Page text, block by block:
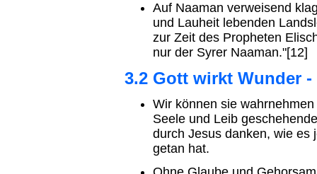
Auf Naaman verweisend
und Lauheit lebenden
zur Zeit des Propheten
nur der Syrer Naaman."[12]
3.2 Gott wirkt Wunder
Wir können sie
Seele und Leib
durch Jesus danken, wie es
getan hat.